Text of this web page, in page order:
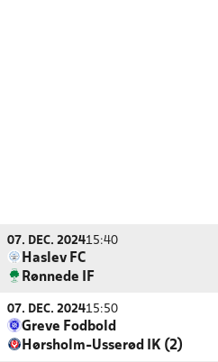
07. DEC. 202415:40
Haslev FC
Rønnede IF
07. DEC. 202415:50
Greve Fodbold
Hørsholm-Usserød IK (2)